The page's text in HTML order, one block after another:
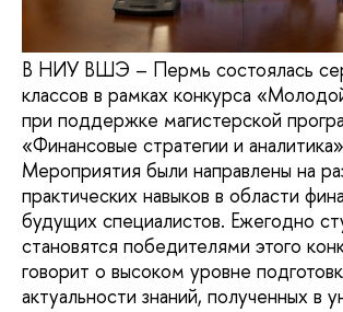
В НИУ ВШЭ – Пермь состоялась
классов в рамках конкурса
при поддержке магистерской
«Финансовые стратегии и
Мероприятия были направлены на
практических навыков в области
будущих специалистов. Ежегодно
становятся победителями этого
говорит о высоком уровне
актуальности знаний, полученных в